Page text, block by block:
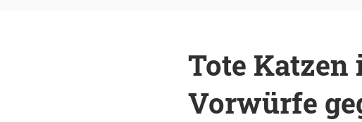
Tote
Vorwürfe